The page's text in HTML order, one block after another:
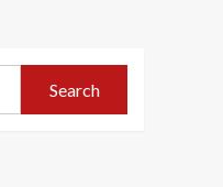
Search